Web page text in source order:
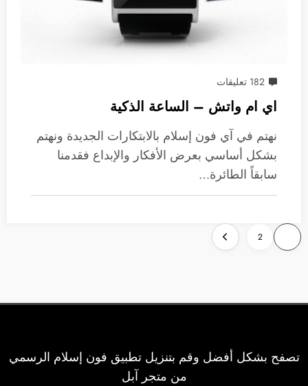
182 تعليقات
اي ام واتش – الساعة الذكية
نهتم في آي فون إسلام بالابتكارات الجديدة ونهتم
بشكل أساسي بعرض الأفكار والإبداع فقدمنا
سابقاً الطائرة…
تعدد
صفحات
2
تصفح بشكل أفضل وقم بتنزيل تطبيق فون إسلام الرسمي
من متجر آبل